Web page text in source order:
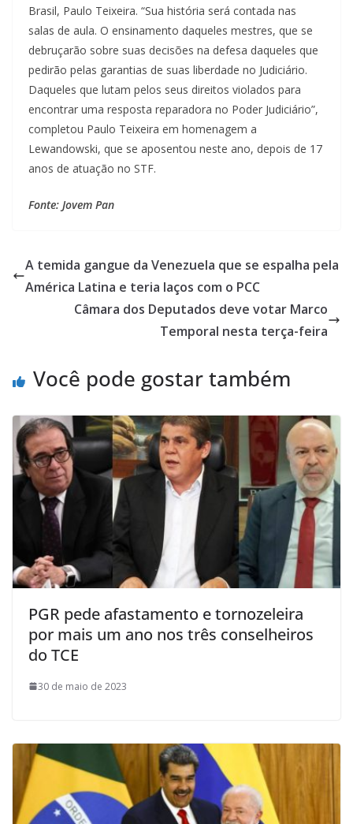
Brasil, Paulo Teixeira. “Sua história será contada nas
salas de aula. O ensinamento daqueles mestres, que se
debruçarão sobre suas decisões na defesa daqueles que
pedirão pelas garantias de suas liberdade no Judiciário.
Daqueles que lutam pelos seus direitos violados para
encontrar uma resposta reparadora no Poder Judiciário”,
completou Paulo Teixeira em homenagem a
Lewandowski, que se aposentou neste ano, depois de 17
anos de atuação no STF.
Fonte: Jovem Pan
A temida gangue da Venezuela que se espalha pela
América Latina e teria laços com o PCC
Câmara dos Deputados deve votar Marco
Temporal nesta terça-feira
Você pode gostar também
PGR pede afastamento e tornozeleira
por mais um ano nos três conselheiros
do TCE
30 de maio de 2023